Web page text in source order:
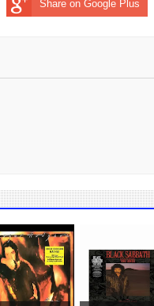
Share on Google Plus